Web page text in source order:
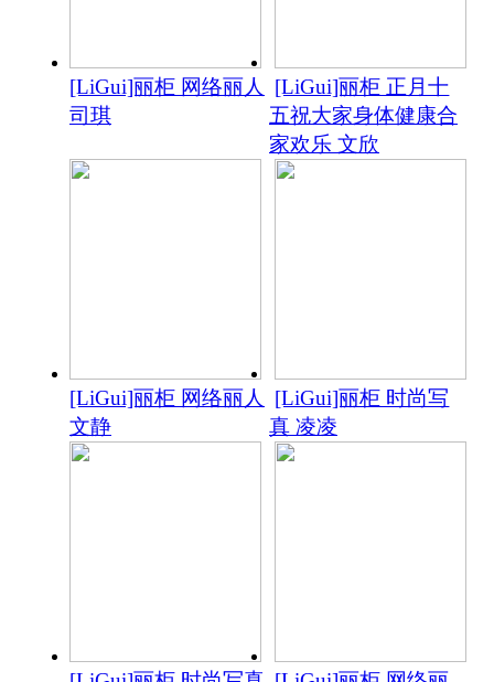
[LiGui]丽柜 网络丽人
司琪
[LiGui]丽柜 正月十
五祝大家身体健康合
家欢乐 文欣
[LiGui]丽柜 网络丽人
文静
[LiGui]丽柜 时尚写
真 凌凌